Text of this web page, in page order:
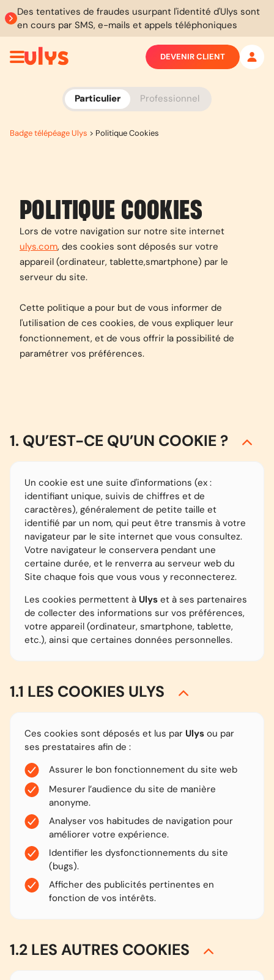
Des tentatives de fraudes usurpant l'identité d'Ulys sont
en cours par SMS, e-mails et appels téléphoniques
Particulier Professionnel
DEVENIR CLIENT
Badge télépéage Ulys > Politique Cookies
POLITIQUE COOKIES
Lors de votre navigation sur notre site internet
ulys.com, des cookies sont déposés sur votre
appareil (ordinateur, tablette,smartphone) par le
serveur du site.
Cette politique a pour but de vous informer de
l'utilisation de ces cookies, de vous expliquer leur
fonctionnement, et de vous offrir la possibilité de
paramétrer vos préférences.
1. QU’EST-CE QU’UN COOKIE ?
Un cookie est une suite d'informations (ex :
identifiant unique, suivis de chiffres et de
caractères), généralement de petite taille et
identifié par un nom, qui peut être transmis à votre
navigateur par le site internet que vous consultez.
Votre navigateur le conservera pendant une
certaine durée, et le renverra au serveur web du
Site chaque fois que vous vous y reconnecterez.
Les cookies permettent à Ulys et à ses partenaires
de collecter des informations sur vos préférences,
votre appareil (ordinateur, smartphone, tablette,
etc.), ainsi que certaines données personnelles.
1.1 LES COOKIES ULYS
Ces cookies sont déposés et lus par Ulys ou par
ses prestataires afin de :
Assurer le bon fonctionnement du site web
Mesurer l’audience du site de manière
anonyme.
Analyser vos habitudes de navigation pour
améliorer votre expérience.
Identifier les dysfonctionnements du site
(bugs).
Afficher des publicités pertinentes en
fonction de vos intérêts.
1.2 LES AUTRES COOKIES